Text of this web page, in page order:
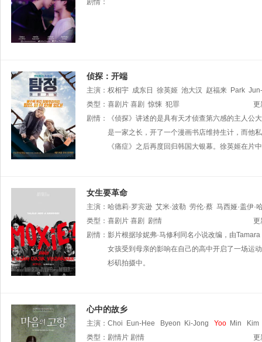
剧情：
侦探：开端
主演： 权相宇 成东日 徐英姬 池大汉 赵福来 Park
类型： 喜剧片 喜剧 惊悚 犯罪
更
剧情：
《侦探》讲述的是具有天才侦查第六感的主人
是一家之长，开了一个漫画书店维持生计，而他
《痛症》之后再度回归韩国大银幕。徐英姬在
女生要革命
主演： 哈德莉·罗宾逊 艾米·波勒 劳伦·蔡 马西娅·盖伊·
文·多尔夫
安杰利卡·华盛顿 布兰迪·赖特
Yoo
类型： 喜剧片 喜剧 剧情
更
剧情： 影片根据珍妮弗·马修利同名小说改编，由
女孩受到母亲的影响在自己的高中开启了一场运
杉矶拍摄中。
心中的故乡
主演： Choi Eun-Hee Byeon Ki-Jong Yoo Min
Kim
类型： 剧情片 剧情
更